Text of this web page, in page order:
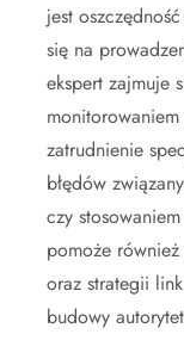
jest
się na
ekspert zajmuje
zatrudnienie
błędów
czy
pomoże
oraz strategii
budowy